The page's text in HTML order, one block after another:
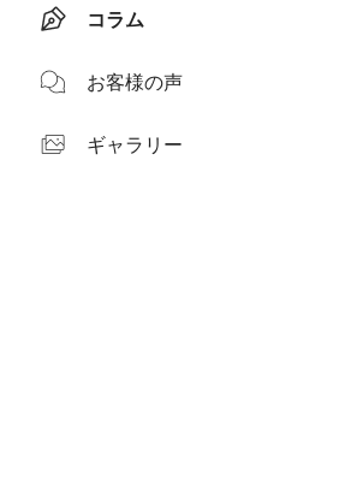
コラム
お客様の声
ギャラリー